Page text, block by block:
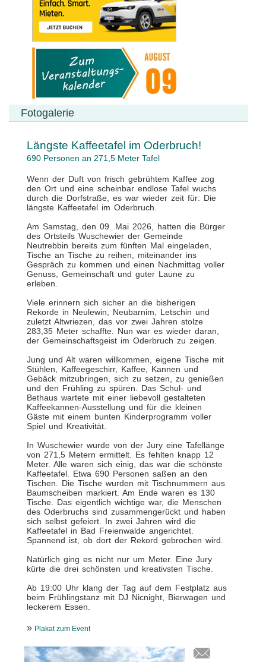
Fotogalerie
Längste Kaffeetafel im Oderbruch!
690 Personen an 271,5 Meter Tafel
Wenn der Duft von frisch gebrühtem Kaffee zog
den Ort und eine scheinbar endlose Tafel wuchs
durch die Dorfstraße, es war wieder zeit für: Die
längste Kaffeetafel im Oderbruch.
Am Samstag, den 09. Mai 2026, hatten die Bürger
des Ortsteils Wuschewier der Gemeinde
Neutrebbin bereits zum fünften Mal eingeladen,
Tische an Tische zu reihen, miteinander ins
Gespräch zu kommen und einen Nachmittag voller
Genuss, Gemeinschaft und guter Laune zu
erleben.
Viele erinnern sich sicher an die bisherigen
Rekorde in Neulewin, Neubarnim, Letschin und
zuletzt Altwriezen, das vor zwei Jahren stolze
283,35 Meter schaffte. Nun war es wieder daran,
der Gemeinschaftsgeist im Oderbruch zu zeigen.
Jung und Alt waren willkommen, eigene Tische mit
Stühlen, Kaffeegeschirr, Kaffee, Kannen und
Gebäck mitzubringen, sich zu setzen, zu genießen
und den Frühling zu spüren. Das Schul- und
Bethaus wartete mit einer liebevoll gestalteten
Kaffeekannen-Ausstellung und für die kleinen
Gäste mit einem bunten Kinderprogramm voller
Spiel und Kreativität.
In Wuschewier wurde von der Jury eine Tafellänge
von 271,5 Metern ermittelt. Es fehlten knapp 12
Meter. Alle waren sich einig, das war die schönste
Kaffeetafel. Etwa 690 Personen saßen an den
Tischen. Die Tische wurden mit Tischnummern aus
Baumscheiben markiert. Am Ende waren es 130
Tische. Das eigentlich wichtige war, die Menschen
des Oderbruchs sind zusammengerückt und haben
sich selbst gefeiert. In zwei Jahren wird die
Kaffeetafel in Bad Freienwalde angerichtet.
Spannend ist, ob dort der Rekord gebrochen wird.
Natürlich ging es nicht nur um Meter. Eine Jury
kürte die drei schönsten und kreativsten Tische.
Ab 19:00 Uhr klang der Tag auf dem Festplatz aus
beim Frühlingstanz mit DJ Nicnight, Bierwagen und
leckerem Essen.
» Plakat zum Event